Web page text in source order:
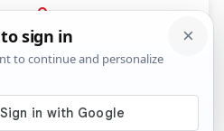
PRIJAVA
Galerija Komentari
Pobili su mi
pred kućom!